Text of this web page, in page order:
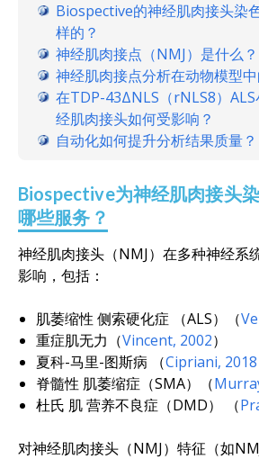
Biospective的神经肌肉接头染
样的？
神经肌肉接点（NMJ）是什么？
神经肌肉接点分析在动物模型
在TDP-43ΔNLS（rNLS8）
经肌肉接头如何受影响？
自动化如何提升分析结果质量？
Biospective为神经肌肉接头
哪些服务？
神经肌肉接头（NMJ）在多种神经系
影响，包括：
肌萎缩性 侧索硬化症 （ALS） （
重症肌无力 （Vincent, 2002）
夏科-马里-图斯病
（Cipriani, 2018
脊髓性 肌萎缩症（SMA） （
杜氏 肌营养不良症（DMD） （
对神经肌肉接头（NMJ）特征（如